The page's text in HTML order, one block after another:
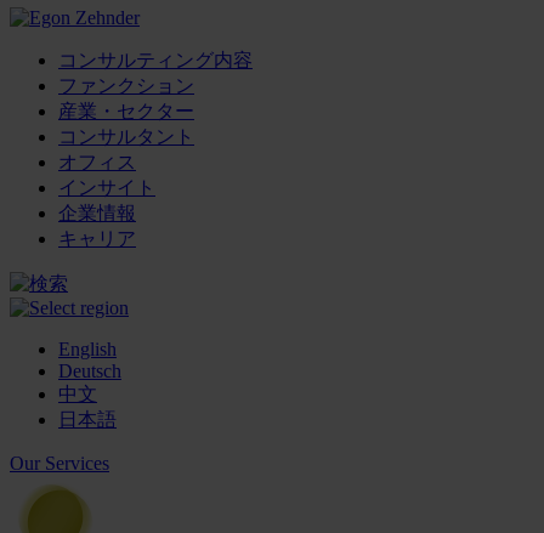
コンサルティング内容
ファンクション
産業・セクター
コンサルタント
オフィス
インサイト
企業情報
キャリア
English
Deutsch
中文
日本語
Our Services